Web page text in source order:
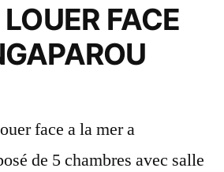
FACE
face a la mer a
de 5 chambres avec salle